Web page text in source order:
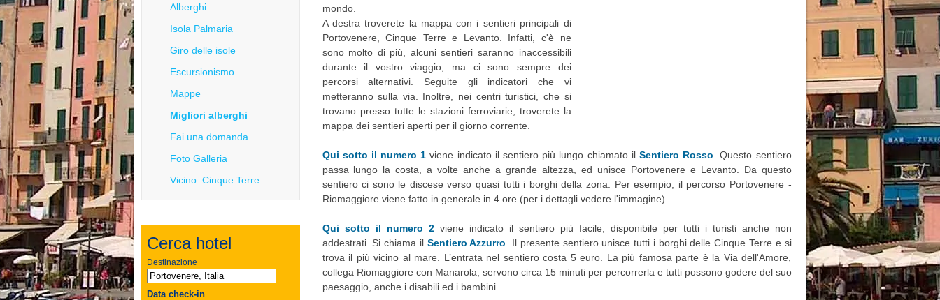
Alberghi
Isola Palmaria
Giro delle isole
Escursionismo
Mappe
Migliori alberghi
Fai una domanda
Foto Galleria
Vicino: Cinque Terre
Cerca hotel
Destinazione
Data check-in
mondo.
A destra troverete la mappa con i sentieri principali di
Portovenere, Cinque Terre e Levanto. Infatti, c'è ne
sono molto di più, alcuni sentieri saranno inaccessibili
durante il vostro viaggio, ma ci sono sempre dei
percorsi alternativi. Seguite gli indicatori che vi
metteranno sulla via. Inoltre, nei centri turistici, che si
trovano presso tutte le stazioni ferroviarie, troverete la
mappa dei sentieri aperti per il giorno corrente.
Qui sotto il numero 1 viene indicato il sentiero più lungo chiamato il Sentiero Rosso . Questo sentiero
passa lungo la costa, a volte anche a grande altezza, ed unisce Portovenere e Levanto. Da questo
sentiero ci sono le discese verso quasi tutti i borghi della zona. Per esempio, il percorso Portovenere -
Riomaggiore viene fatto in generale in 4 ore (per i dettagli vedere l'immagine).
Qui sotto il numero 2viene indicato il sentiero più facile, disponibile per tutti i turisti anche non
addestrati. Si chiama il Sentiero Azzurro . Il presente sentiero unisce tutti i borghi delle Cinque Terre e si
trova il più vicino al mare. L’entrata nel sentiero costa 5 euro. La più famosa parte è la Via dell'Amore,
collega Riomaggiore con Manarola, servono circa 15 minuti per percorrerla e tutti possono godere del suo
paesaggio, anche i disabili ed i bambini.